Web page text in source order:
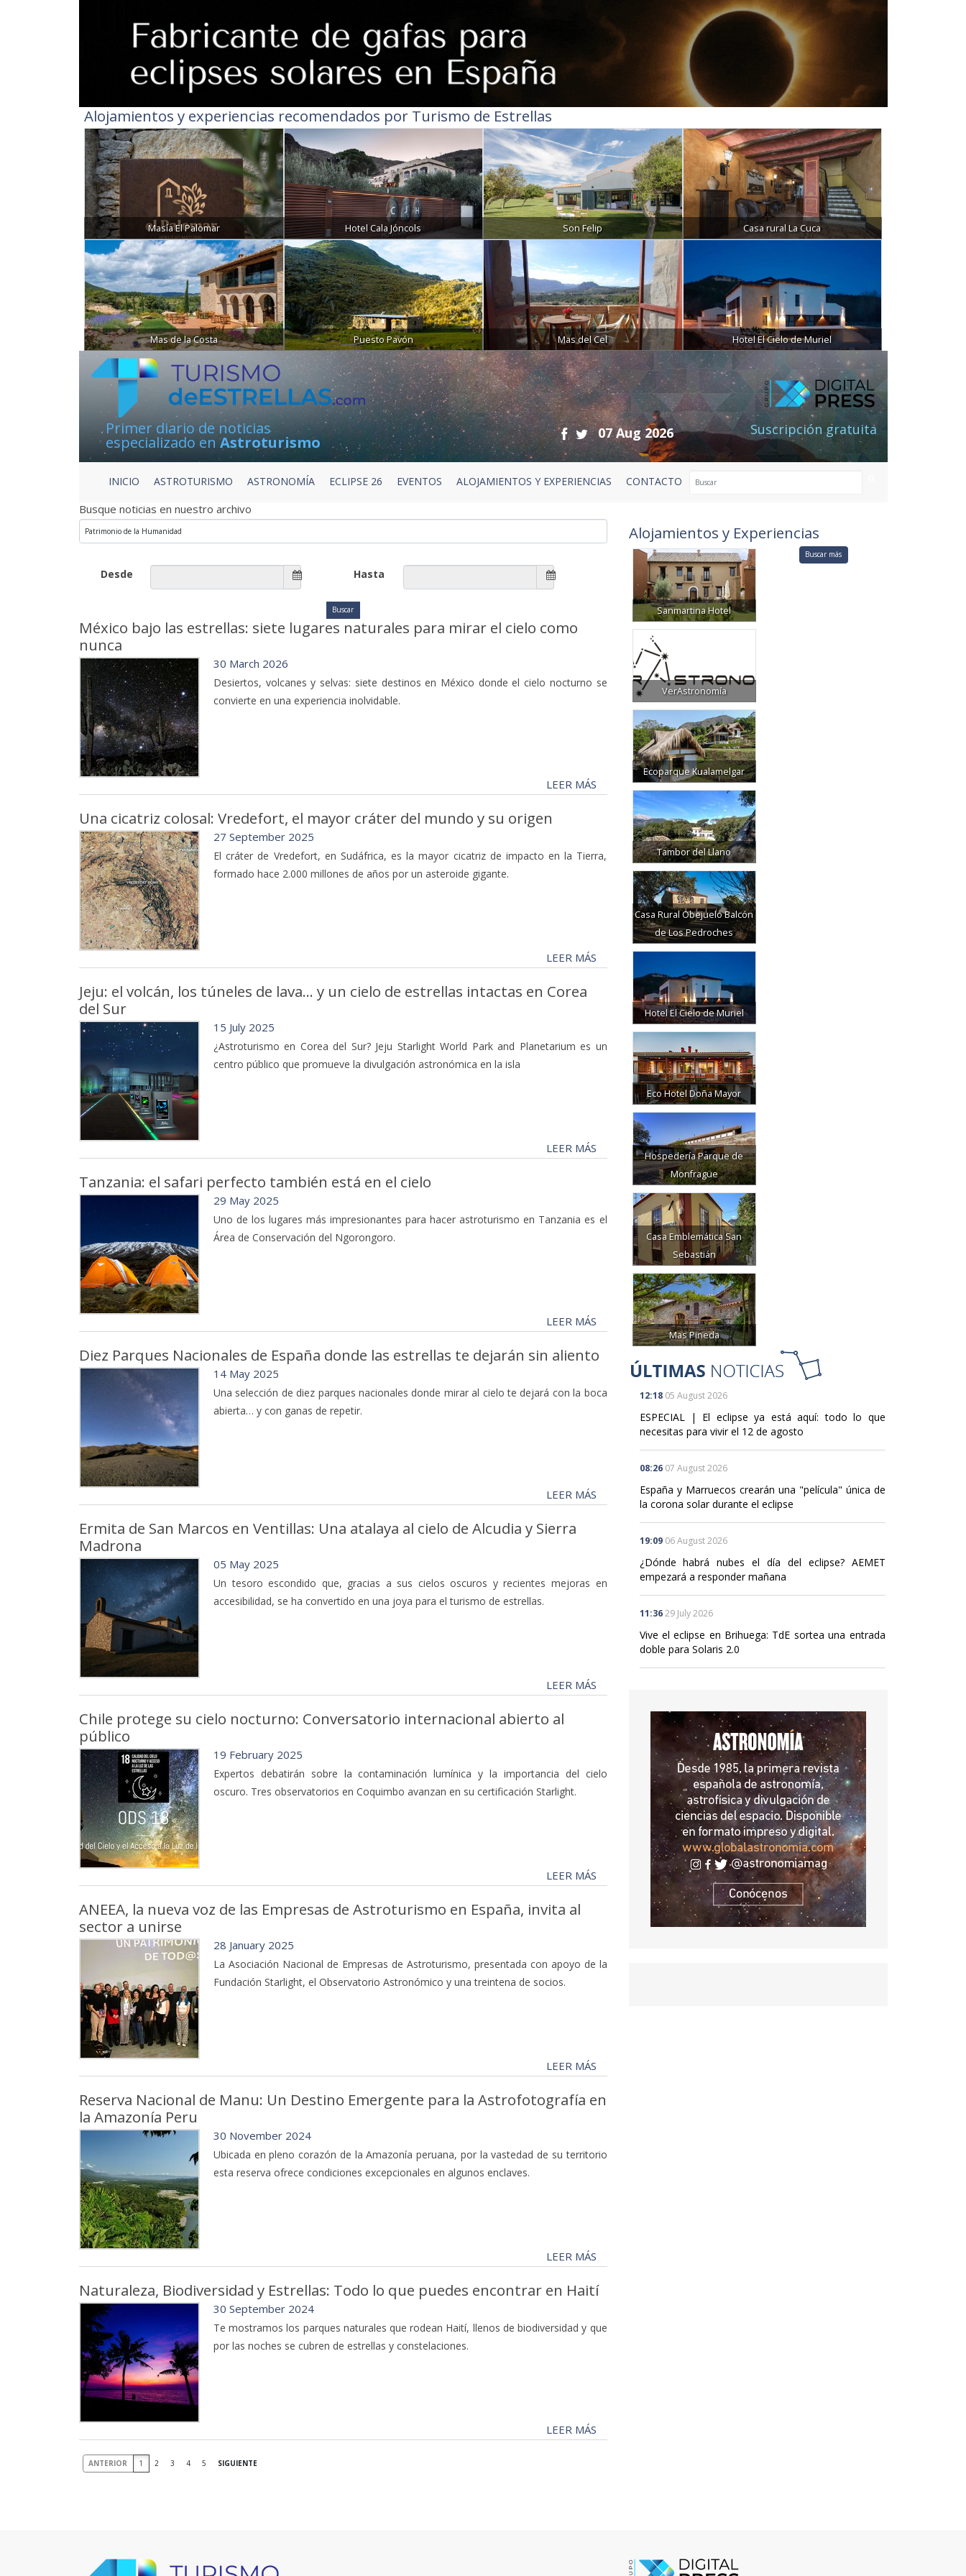
Alojamientos y experiencias recomendados por Turismo de Estrellas
Masía El Palomar Hotel Cala Jóncols Son Felip Casa rural La Cuca
Mas de la Costa Puesto Pavón Mas del Cel Hotel El Cielo de Muriel
Primer diario de noticias
especializado enAstroturismo
07 Aug 2026 Suscripción gratuita
INICIO ASTROTURISMO ASTRONOMÍA ECLIPSE 26 EVENTOS ALOJAMIENTOS Y EXPERIENCIAS CONTACTO
Busque noticias en nuestro archivo
Desde Hasta
México bajo las estrellas: siete lugares naturales para mirar el cielo como
nunca
30 March 2026
Desiertos, volcanes y selvas: siete destinos en México donde el cielo nocturno se
convierte en una experiencia inolvidable.
LEER MÁS
Una cicatriz colosal: Vredefort, el mayor cráter del mundo y su origen
27 September 2025
El cráter de Vredefort, en Sudáfrica, es la mayor cicatriz de impacto en la Tierra,
formado hace 2.000 millones de años por un asteroide gigante.
LEER MÁS
Jeju: el volcán, los túneles de lava… y un cielo de estrellas intactas en Corea
del Sur
15 July 2025
¿Astroturismo en Corea del Sur? Jeju Starlight World Park and Planetarium es un
centro público que promueve la divulgación astronómica en la isla
LEER MÁS
Tanzania: el safari perfecto también está en el cielo
29 May 2025
Uno de los lugares más impresionantes para hacer astroturismo en Tanzania es el
Área de Conservación del Ngorongoro.
LEER MÁS
Diez Parques Nacionales de España donde las estrellas te dejarán sin aliento
14 May 2025
Una selección de diez parques nacionales donde mirar al cielo te dejará con la boca
abierta… y con ganas de repetir.
LEER MÁS
Ermita de San Marcos en Ventillas: Una atalaya al cielo de Alcudia y Sierra
Madrona
05 May 2025
Un tesoro escondido que, gracias a sus cielos oscuros y recientes mejoras en
accesibilidad, se ha convertido en una joya para el turismo de estrellas.
LEER MÁS
Chile protege su cielo nocturno: Conversatorio internacional abierto al
público
19 February 2025
Expertos debatirán sobre la contaminación lumínica y la importancia del cielo
oscuro. Tres observatorios en Coquimbo avanzan en su certificación Starlight.
LEER MÁS
ANEEA, la nueva voz de las Empresas de Astroturismo en España, invita al
sector a unirse
28 January 2025
La Asociación Nacional de Empresas de Astroturismo, presentada con apoyo de la
Fundación Starlight, el Observatorio Astronómico y una treintena de socios.
LEER MÁS
Reserva Nacional de Manu: Un Destino Emergente para la Astrofotografía en
la Amazonía Peru
30 November 2024
Ubicada en pleno corazón de la Amazonía peruana, por la vastedad de su territorio
esta reserva ofrece condiciones excepcionales en algunos enclaves.
LEER MÁS
Naturaleza, Biodiversidad y Estrellas: Todo lo que puedes encontrar en Haití
30 September 2024
Te mostramos los parques naturales que rodean Haití, llenos de biodiversidad y que
por las noches se cubren de estrellas y constelaciones.
LEER MÁS
ANTERIOR 1 2 3 4 5 SIGUIENTE
Alojamientos y Experiencias
Sanmartina Hotel
VerAstronomía
Ecoparque Kualamelgar
Tambor del Llano
Casa Rural Obejuelo Balcón
de Los Pedroches
Hotel El Cielo de Muriel
Eco Hotel Doña Mayor
Hospedería Parque de
Monfragüe
Casa Emblemática San
Sebastián
Mas Pineda
Buscar más
12:18 05 August 2026
ESPECIAL | El eclipse ya está aquí: todo lo que
necesitas para vivir el 12 de agosto
08:26 07 August 2026
España y Marruecos crearán una "película" única de
la corona solar durante el eclipse
19:09 06 August 2026
¿Dónde habrá nubes el día del eclipse? AEMET
empezará a responder mañana
11:36 29 July 2026
Vive el eclipse en Brihuega: TdE sortea una entrada
doble para Solaris 2.0